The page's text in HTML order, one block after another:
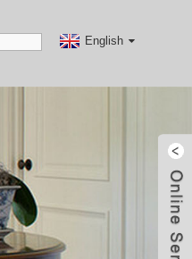
English